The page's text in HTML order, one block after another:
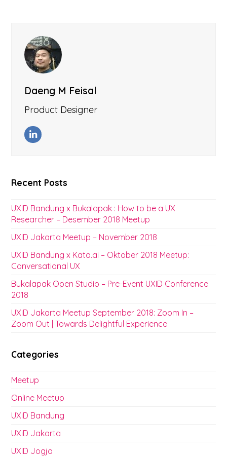
Daeng M Feisal
Product Designer
LinkedIn
Recent Posts
UXID Bandung x Bukalapak : How to be a UX
Researcher – Desember 2018 Meetup
UXID Jakarta Meetup – November 2018
UXID Bandung x Kata.ai – Oktober 2018 Meetup:
Conversational UX
Bukalapak Open Studio – Pre-Event UXID Conference
2018
UXiD Jakarta Meetup September 2018: Zoom In –
Zoom Out | Towards Delightful Experience
Categories
Meetup
Online Meetup
UXiD Bandung
UXiD Jakarta
UXID Jogja